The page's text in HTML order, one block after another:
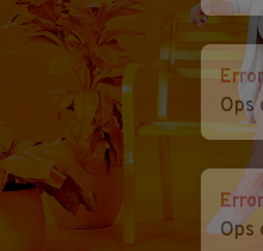
Error
Ops
Error
Ops